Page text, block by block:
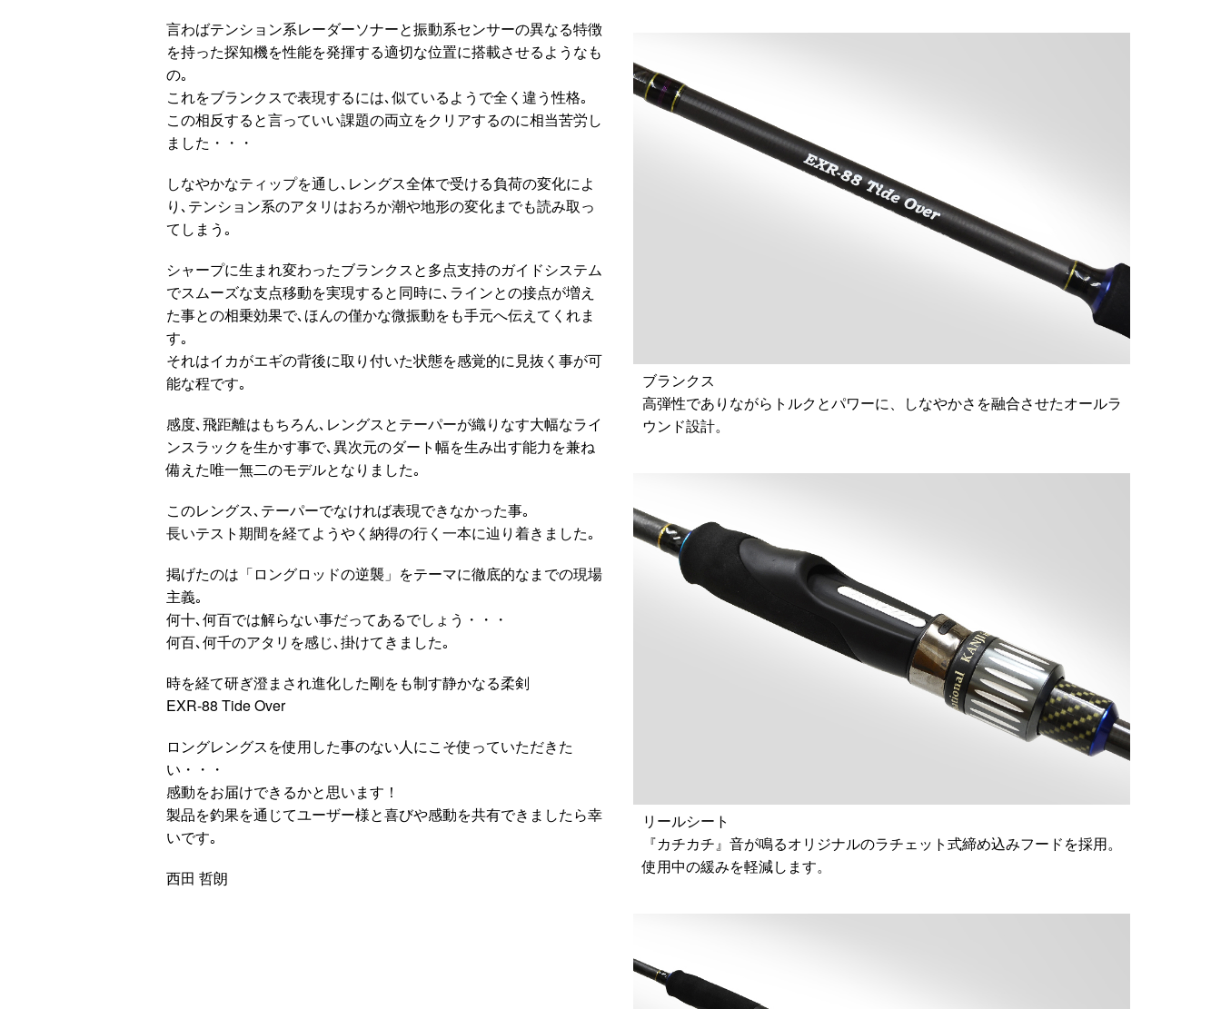
言わばテンション系レーダーソナーと振動系センサーの異なる特徴
を持った探知機を性能を発揮する適切な位置に搭載させるようなも
の｡
これをブランクスで表現するには､似ているようで全く違う性格｡
この相反すると言っていい課題の両立をクリアするのに相当苦労し
ました・・・
しなやかなティップを通し､レングス全体で受ける負荷の変化によ
り､テンション系のアタリはおろか潮や地形の変化までも読み取っ
てしまう｡
シャープに生まれ変わったブランクスと多点支持のガイドシステム
でスムーズな支点移動を実現すると同時に､ラインとの接点が増え
た事との相乗効果で､ほんの僅かな微振動をも手元へ伝えてくれま
す｡
それはイカがエギの背後に取り付いた状態を感覚的に見抜く事が可
能な程です｡
感度､飛距離はもちろん､レングスとテーパーが織りなす大幅なライ
ンスラックを生かす事で､異次元のダート幅を生み出す能力を兼ね
備えた唯一無二のモデルとなりました｡
このレングス､テーパーでなければ表現できなかった事｡
長いテスト期間を経てようやく納得の行く一本に辿り着きました｡
掲げたのは「ロングロッドの逆襲」をテーマに徹底的なまでの現場
主義｡
何十､何百では解らない事だってあるでしょう・・・
何百､何千のアタリを感じ､掛けてきました｡
時を経て研ぎ澄まされ進化した剛をも制す静かなる柔剣
EXR-88 Tide Over
ロングレングスを使用した事のない人にこそ使っていただきた
い・・・
感動をお届けできるかと思います！
製品を釣果を通じてユーザー様と喜びや感動を共有できましたら幸
いです｡
西田 哲朗
ブランクス
高弾性でありながらトルクとパワーに、しなやかさを融合させたオールラ
ウンド設計。
リールシート
『カチカチ』音が鳴るオリジナルのラチェット式締め込みフードを採用。
使用中の緩みを軽減します。